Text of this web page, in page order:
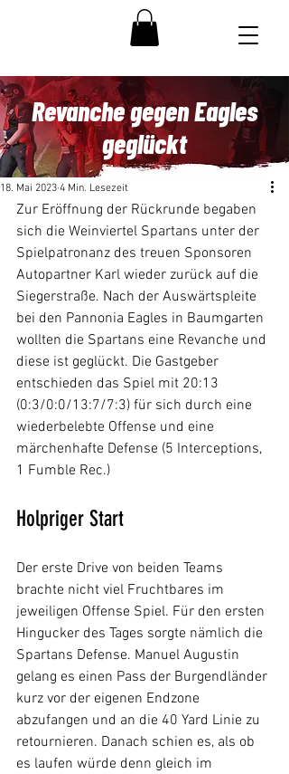
Revanche gegen Eagles
geglückt
18. Mai 2023 4 Min. Lesezeit
Zur Eröffnung der Rückrunde begaben
sich die Weinviertel Spartans unter der
Spielpatronanz des treuen Sponsoren
Autopartner Karl wieder zurück auf die
Siegerstraße. Nach der Auswärtspleite
bei den Pannonia Eagles in Baumgarten
wollten die Spartans eine Revanche und
diese ist geglückt. Die Gastgeber
entschieden das Spiel mit 20:13
(0:3/0:0/13:7/7:3) für sich durch eine
wiederbelebte Offense und eine
märchenhafte Defense (5 Interceptions,
1 Fumble Rec.)
Holpriger Start
Der erste Drive von beiden Teams
brachte nicht viel Fruchtbares im
jeweiligen Offense Spiel. Für den ersten
Hingucker des Tages sorgte nämlich die
Spartans Defense. Manuel Augustin
gelang es einen Pass der Burgendländer
kurz vor der eigenen Endzone
abzufangen und an die 40 Yard Linie zu
retournieren. Danach schien es, als ob
es laufen würde denn gleich im